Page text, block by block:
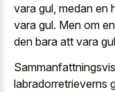
vara gul, medan en
vara gul. Men om
den bara att vara
labradorretrieverns